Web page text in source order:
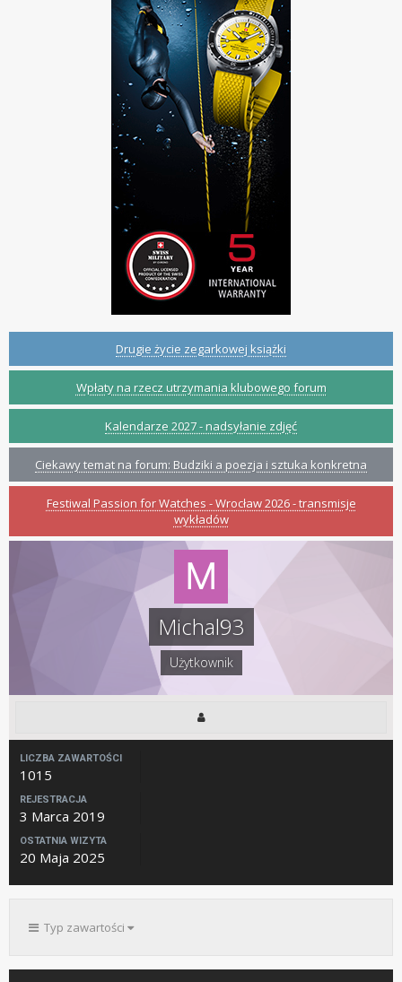
Drugie życie zegarkowej książki
Wpłaty na rzecz utrzymania klubowego forum
Kalendarze 2027 - nadsyłanie zdjęć
Ciekawy temat na forum: Budziki a poezja i sztuka konkretna
Festiwal Passion for Watches - Wrocław 2026 - transmisje
wykładów
Michal93
Użytkownik
LICZBA ZAWARTOŚCI
1015
REJESTRACJA
3 Marca 2019
OSTATNIA WIZYTA
20 Maja 2025
Typ zawartości